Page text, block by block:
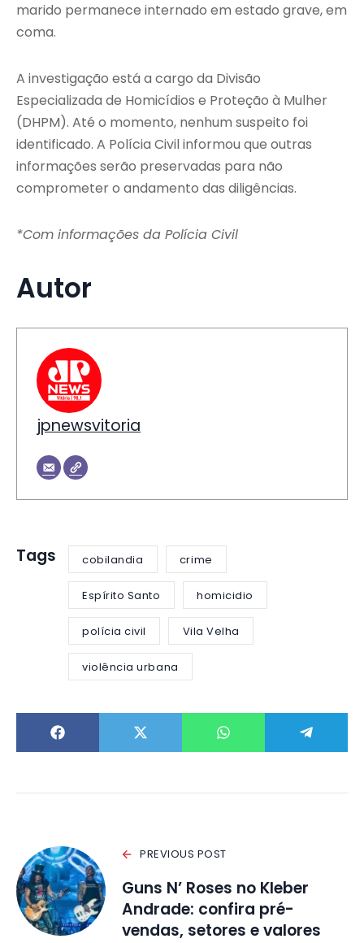
marido permanece internado em estado grave, em
coma.
A investigação está a cargo da Divisão
Especializada de Homicídios e Proteção à Mulher
(DHPM). Até o momento, nenhum suspeito foi
identificado. A Polícia Civil informou que outras
informações serão preservadas para não
comprometer o andamento das diligências.
*Com informações da Polícia Civil
Autor
jpnewsvitoria
Tags cobilandia crime
Espírito Santo homicidio
polícia civil Vila Velha
violência urbana
PREVIOUS POST
Guns N’ Roses no Kleber
Andrade: confira pré-
vendas, setores e valores